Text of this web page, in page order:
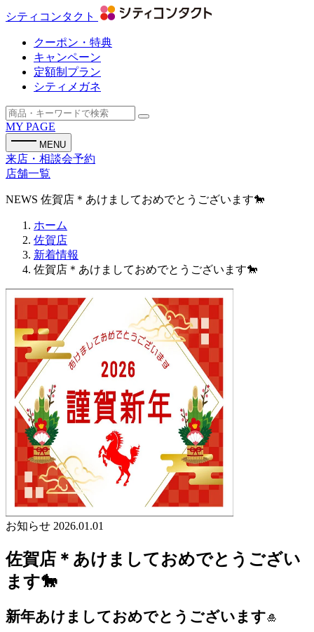
シティコンタクト
クーポン・特典
キャンペーン
定額制プラン
シティメガネ
MY PAGE
MENU
来店・相談会予約
店舗一覧
NEWS 佐賀店＊あけましておめでとうございます🐎
ホーム
佐賀店
新着情報
佐賀店＊あけましておめでとうございます🐎
お知らせ 2026.01.01
佐賀店＊あけましておめでとうござい
ます🐎
新年あけましておめでとうございます🎍